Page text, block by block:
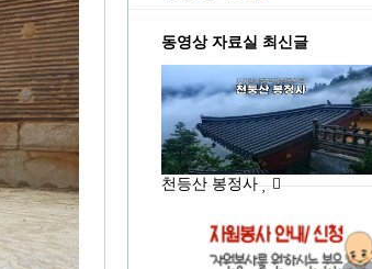
동영상 자료실 최신글
천등산 봉정사